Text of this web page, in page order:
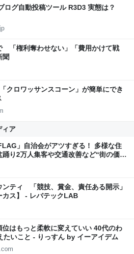
ログ自動投稿ツール R3D3 実態は？
「権利奪わせない」「費用かけて戦
聞
クロワッサンスコーン」が簡単にでき
ィア
」自治会がアツすぎる！ 多様な住
踊り2万人集客や交通改善など“街の価値
ティ 「競技、賞金、責任ある開示」
カス】 - レバテックLAB
はもっと柔軟に変えていい 40代のわ
たいこと - りっすん by イーアイデム